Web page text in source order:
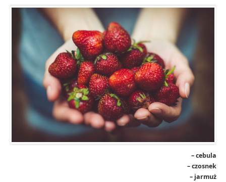
– cebula
– czosnek
– jarmuż